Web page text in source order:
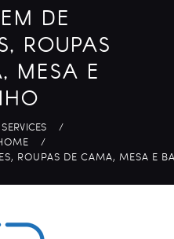
DE
ROUPAS
MESA E
ROUPAS DE CAMA, MESA E